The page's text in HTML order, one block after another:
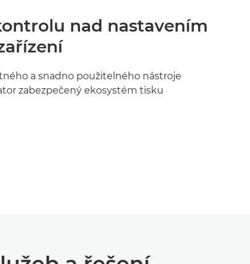
nad nastavením
a snadno použitelného nástroje
zabezpečený ekosystém tisku